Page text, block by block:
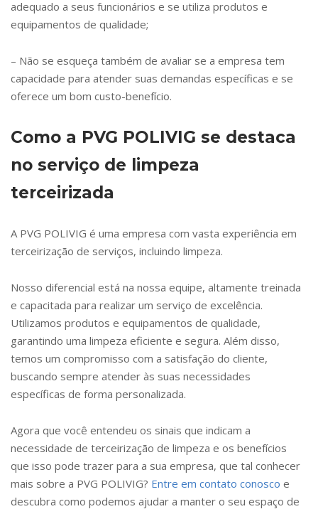
adequado a seus funcionários e se utiliza produtos e
equipamentos de qualidade;
– Não se esqueça também de avaliar se a empresa tem
capacidade para atender suas demandas específicas e se
oferece um bom custo-benefício.
Como a PVG POLIVIG se destaca
no serviço de limpeza
terceirizada
A PVG POLIVIG é uma empresa com vasta experiência em
terceirização de serviços, incluindo limpeza.
Nosso diferencial está na nossa equipe, altamente treinada
e capacitada para realizar um serviço de excelência.
Utilizamos produtos e equipamentos de qualidade,
garantindo uma limpeza eficiente e segura. Além disso,
temos um compromisso com a satisfação do cliente,
buscando sempre atender às suas necessidades
específicas de forma personalizada.
Agora que você entendeu os sinais que indicam a
necessidade de terceirização de limpeza e os benefícios
que isso pode trazer para a sua empresa, que tal conhecer
mais sobre a PVG POLIVIG? Entre em contato conosco e
descubra como podemos ajudar a manter o seu espaço de